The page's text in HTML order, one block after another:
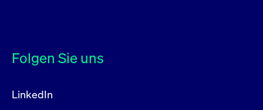
Folgen Sie uns
LinkedIn